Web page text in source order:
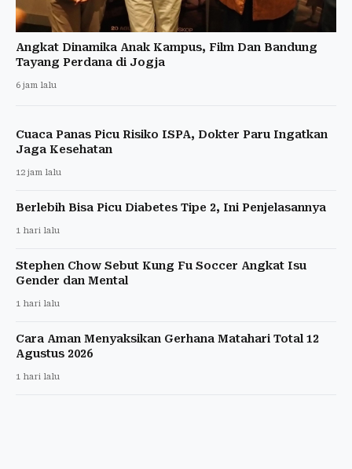
Angkat Dinamika Anak Kampus, Film Dan Bandung
Tayang Perdana di Jogja
6 jam lalu
Cuaca Panas Picu Risiko ISPA, Dokter Paru Ingatkan
Jaga Kesehatan
12 jam lalu
Berlebih Bisa Picu Diabetes Tipe 2, Ini Penjelasannya
1 hari lalu
Stephen Chow Sebut Kung Fu Soccer Angkat Isu
Gender dan Mental
1 hari lalu
Cara Aman Menyaksikan Gerhana Matahari Total 12
Agustus 2026
1 hari lalu